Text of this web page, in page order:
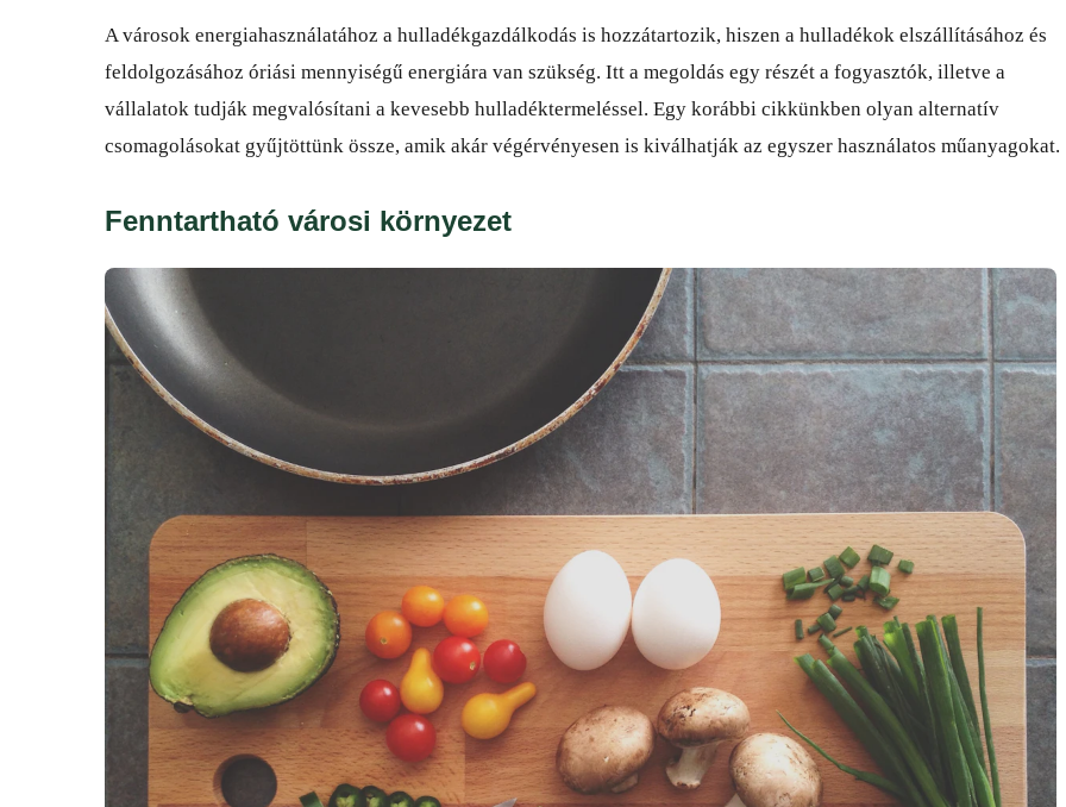
A városok energiahasználatához a hulladékgazdálkodás is hozzátartozik, hiszen a hulladékok elszállításához és
feldolgozásához óriási mennyiségű energiára van szükség. Itt a megoldás egy részét a fogyasztók, illetve a
vállalatok tudják megvalósítani a kevesebb hulladéktermeléssel. Egy korábbi cikkünkben olyan alternatív
csomagolásokat gyűjtöttünk össze, amik akár végérvényesen is kiválhatják az egyszer használatos műanyagokat.
Fenntartható városi környezet